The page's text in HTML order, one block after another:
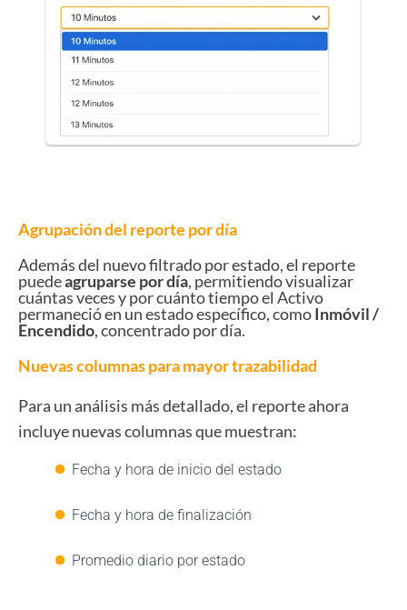
Agrupación del reporte por día
Además del nuevo filtrado por estado, el reporte
puedeagruparse por día, permitiendo visualizar
cuántas veces y por cuánto tiempo el Activo
permaneció en un estado específico, comoInmóvil /
Encendido, concentrado por día.
Nuevas columnas para mayor trazabilidad
Para un análisis más detallado, el reporte ahora
incluye nuevas columnas que muestran:
Fecha y hora de inicio del estado
Fecha y hora de finalización
Promedio diario por estado